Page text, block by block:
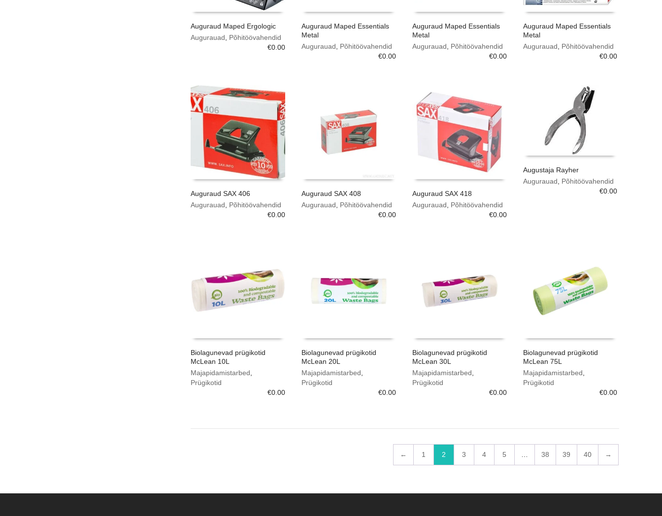
Auguraud Maped Ergologic
Augurauad
Põhitöövahendid
€0.00
Auguraud Maped Essentials
Metal
Augurauad
Põhitöövahendid
€0.00
Auguraud Maped Essentials
Metal
Augurauad
Põhitöövahendid
€0.00
Auguraud Maped Essentials
Metal
Augurauad
Põhitöövahendid
€0.00
Auguraud SAX 406
Augurauad, Põhitöövahendid
€0.00
Auguraud SAX 408
Augurauad, Põhitöövahendid
€0.00
Auguraud SAX 418
Augurauad, Põhitöövahendid
€0.00
Augustaja Rayher
Augurauad, Põhitöövahendid
€0.00
Biolagunevad prügikotid
McLean 10L
Majapidamistarbed
Prügikotid
€0.00
Biolagunevad prügikotid
McLean 20L
Majapidamistarbed
Prügikotid
€0.00
Biolagunevad prügikotid
McLean 30L
Majapidamistarbed
Prügikotid
€0.00
Biolagunevad prügikotid
McLean 75L
Majapidamistarbed
Prügikotid
€0.00
← 1 2 3 4 5 38 39 40 →